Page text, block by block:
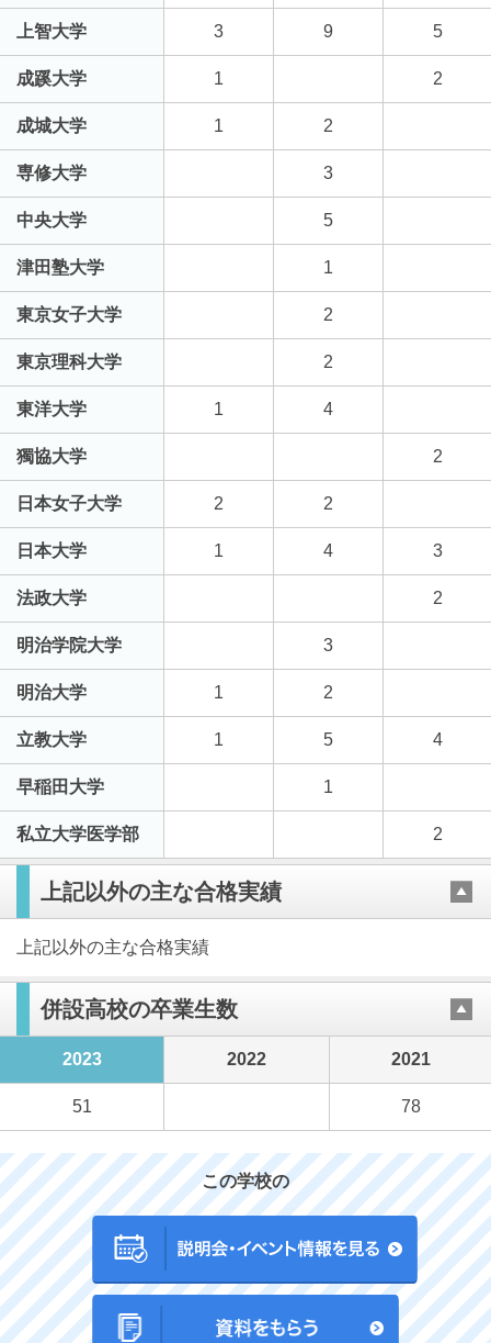
上智大学 3 9 5
成蹊大学 1 2
成城大学 1 2
専修大学 3
中央大学 5
津田塾大学 1
東京女子大学 2
東京理科大学 2
東洋大学 1 4
獨協大学 2
日本女子大学 2 2
日本大学 1 4 3
法政大学 2
明治学院大学 3
明治大学 1 2
立教大学 1 5 4
早稲田大学 1
私立大学医学部 2
上記以外の主な合格実績
上記以外の主な合格実績
併設高校の卒業生数
2023 2022 2021
51 78
この学校の